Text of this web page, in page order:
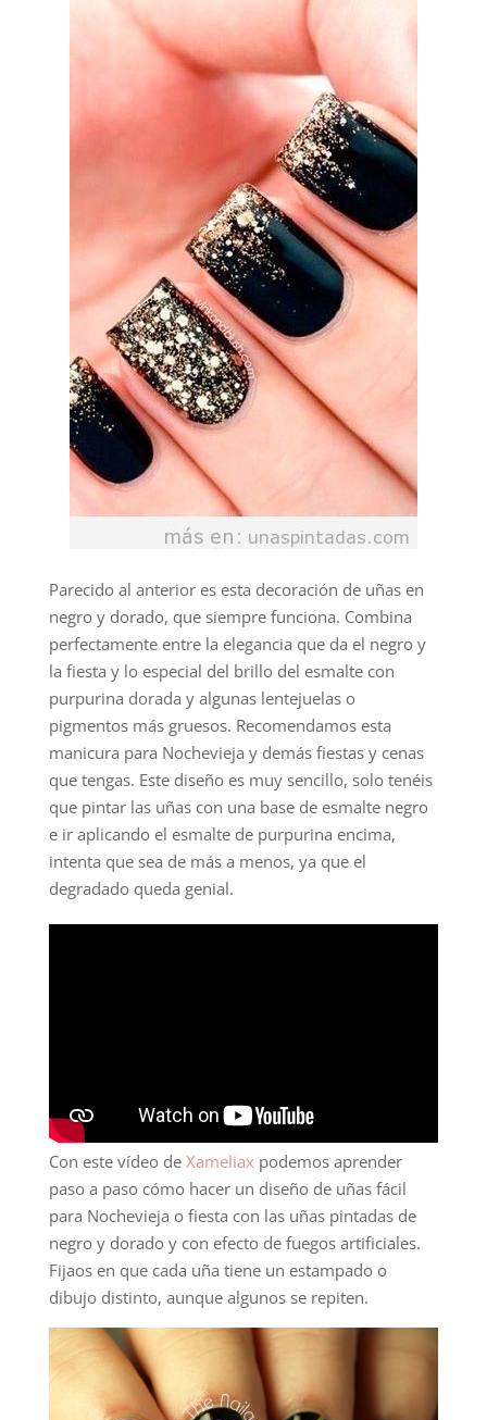
Parecido al anterior es esta decoración de uñas en
negro y dorado, que siempre funciona. Combina
perfectamente entre la elegancia que da el negro y
la fiesta y lo especial del brillo del esmalte con
purpurina dorada y algunas lentejuelas o
pigmentos más gruesos. Recomendamos esta
manicura para Nochevieja y demás fiestas y cenas
que tengas. Este diseño es muy sencillo, solo tenéis
que pintar las uñas con una base de esmalte negro
e ir aplicando el esmalte de purpurina encima,
intenta que sea de más a menos, ya que el
degradado queda genial.
Con este vídeo de Xameliax podemos aprender
paso a paso cómo hacer un diseño de uñas fácil
para Nochevieja o fiesta con las uñas pintadas de
negro y dorado y con efecto de fuegos artificiales.
Fijaos en que cada uña tiene un estampado o
dibujo distinto, aunque algunos se repiten.